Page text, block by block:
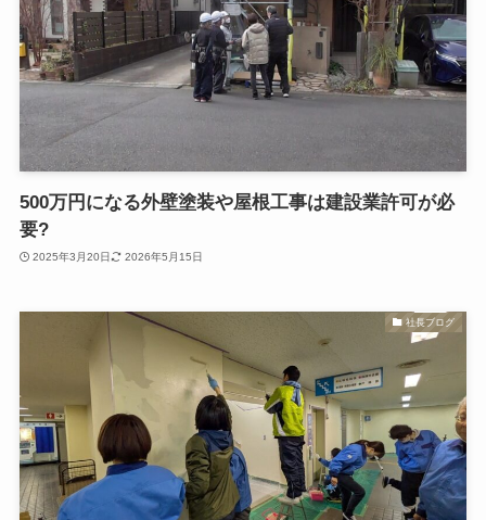
500万円になる外壁塗装や屋根工事は建設業許可が必
要?
2025年3月20日 2026年5月15日
社長ブログ